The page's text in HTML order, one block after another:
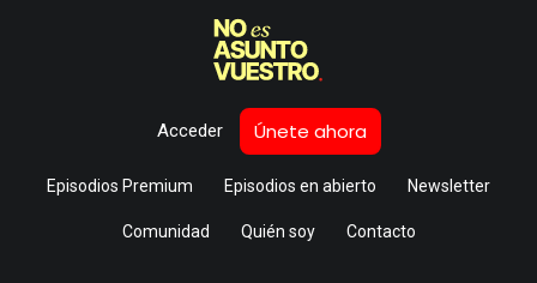
Acceder Únete ahora
Episodios Premium Episodios en abierto Newsletter
Comunidad Quién soy Contacto